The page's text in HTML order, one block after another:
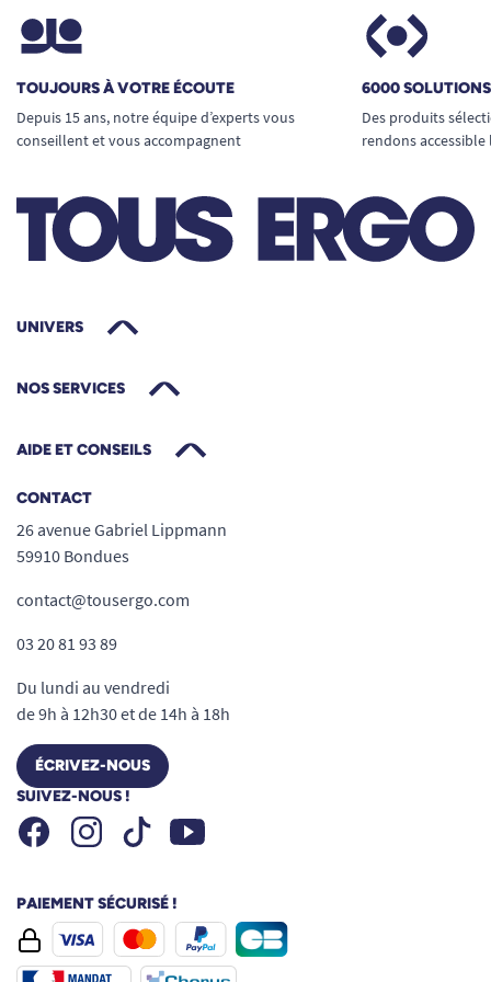
A. Anonymous
Bonjour, Je suis navrée pour ce malentendu, nous
avons donc rectifié le nom du forfait installation. Le
fabricant de ces fauteuils, ainsi que d'autres fauteuils
installation et mauvaise compréhension ont été
remontées. Nous sommes aujourd'hui obligés
d'imposer ce forfait. Belle journée, Joy de Tous ergo ☺
TOUJOURS À VOTRE ÉCOUTE
Depuis 15 ans, notre équipe d’experts vous
conseillent et vous accompagnent
6000
Des produits
rendons
UNIVERS
NOS SERVICES
AIDE ET CONSEILS
CONTACT
26 avenue Gabriel Lippmann
59910 Bondues
contact@tousergo.com
03 20 81 93 89
Du lundi au vendredi
de 9h à 12h30 et de 14h à 18h
ÉCRIVEZ-NOUS
SUIVEZ-NOUS !
FacebookInstagramTiktok Youtube
PAIEMENT SÉCURISÉ !